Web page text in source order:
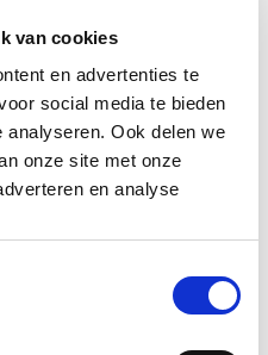
van cookies
en advertenties te
social media te bieden
Ook delen we
onze site met onze
en analyse
PVM
dat zich richt
met het oog op hun
specialiteiten van Marc